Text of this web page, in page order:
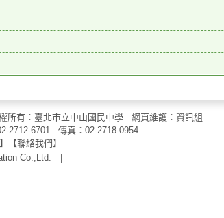
所有：臺北市立中山國民中學 網頁維護：資訊組
2712-6701 傳真： 02-2718-0954
】 【聯絡我們 】
Co.,Ltd.